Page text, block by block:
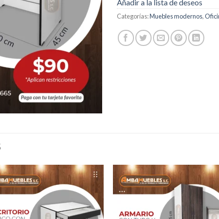
Añadir a la lista de deseos
Categorías:Muebles modernos,
Añadir
a la
lista de
deseos
a
lista